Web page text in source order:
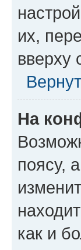
их,
вверху
На
поясу,
как и